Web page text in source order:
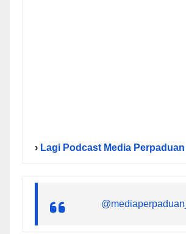
› Lagi Podcast Media Perpaduan
@mediaperpaduan_